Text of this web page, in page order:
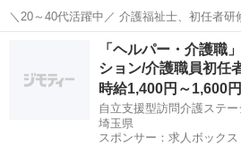
＼20～40代活躍中／ 介護福祉士、初任者研修 新座市の新しい有料老
人ホーム ╭━━━━━━━━━━━━━╮ *週2日～選べる時間!希望
おすすめ...
新座駅 介護
「ヘルパー・介護職
ション/介護職員初任
時給1,400円～1,600円
自立支援型訪問介護ステ
埼玉県
スポンサー：求人ボックス